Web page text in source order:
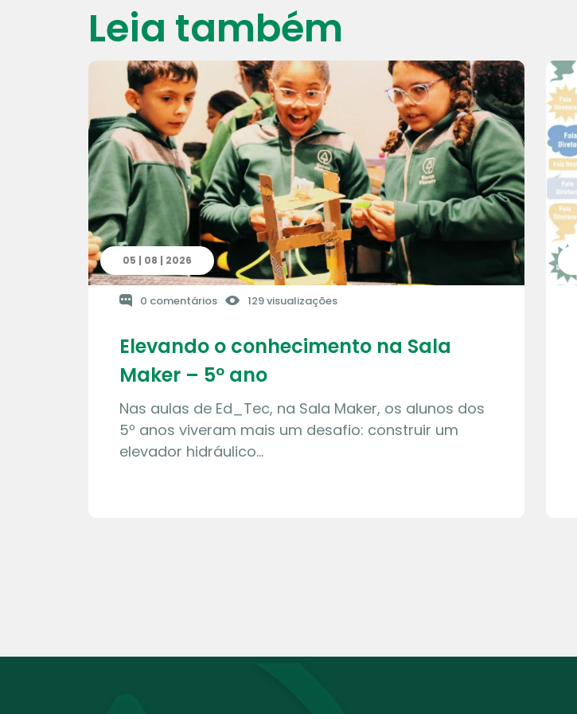
Leia também
05 | 08 | 2026
0 comentários 129 visualizações
Elevando o conhecimento na Sala
Maker – 5º ano
Nas aulas de Ed_Tec, na Sala Maker, os alunos dos
5º anos viveram mais um desafio: construir um
elevador hidráulico…